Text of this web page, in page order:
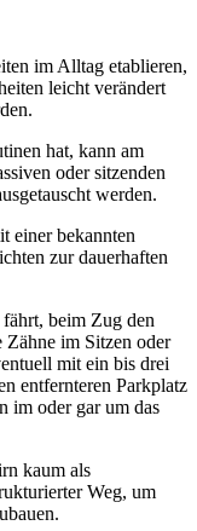
im Alltag etablieren,
leicht verändert
hat, kann am
oder sitzenden
werden.
einer bekannten
zur dauerhaften
beim Zug den
Zähne im Sitzen oder
mit ein bis drei
entfernteren Parkplatz
im oder gar um das
kaum als
Weg, um